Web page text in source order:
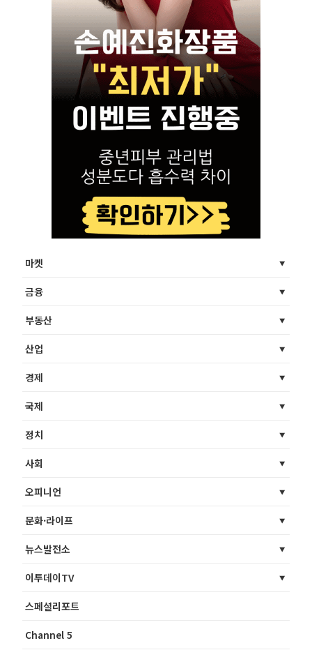
마켓
금융
부동산
산업
경제
국제
정치
사회
오피니언
문화·라이프
뉴스발전소
이투데이TV
스페셜리포트
Channel 5